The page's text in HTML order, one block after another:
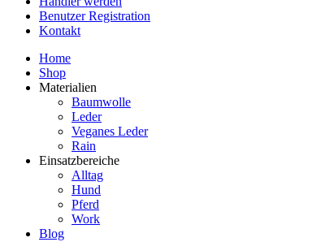
Benutzer Registration
Kontakt
Home
Shop
Materialien
Baumwolle
Leder
Veganes Leder
Rain
Einsatzbereiche
Alltag
Hund
Pferd
Work
Blog